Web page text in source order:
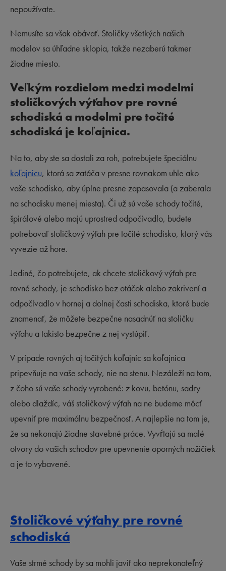
nepoužívate.
Nemusíte sa však obávať. Stoličky všetkých našich
modelov sa úhľadne sklopia, takže nezaberú takmer
žiadne miesto.
Veľkým rozdielom medzi modelmi
stoličkových výťahov pre rovné
schodiská a modelmi pre točité
schodiská je koľajnica.
Na to, aby ste sa dostali za roh, potrebujete špeciálnu
koľajnicu, ktorá sa zatáča v presne rovnakom uhle ako
vaše schodisko, aby úplne presne zapasovala (a zaberala
na schodisku menej miesta). Či už sú vaše schody točité,
špirálové alebo majú uprostred odpočívadlo, budete
potrebovať stoličkový výťah pre točité schodisko, ktorý vás
vyvezie až hore.
Jediné, čo potrebujete, ak chcete stoličkový výťah pre
rovné schody, je schodisko bez otáčok alebo zakrivení a
odpočívadlo v hornej a dolnej časti schodiska, ktoré bude
znamenať, že môžete bezpečne nasadnúť na stoličku
výťahu a takisto bezpečne z nej vystúpiť.
V prípade rovných aj točitých koľajníc sa koľajnica
pripevňuje na vaše schody, nie na stenu. Nezáleží na tom,
z čoho sú vaše schody vyrobené: z kovu, betónu, sadry
alebo dlaždíc, váš stoličkový výťah na ne budeme môcť
upevniť pre maximálnu bezpečnosť. A najlepšie na tom je,
že sa nekonajú žiadne stavebné práce. Vyvŕtajú sa malé
otvory do vašich schodov pre upevnenie oporných nožičiek
a je to vybavené.
Stoličkové výťahy pre rovné
schodiská
Vaše strmé schody by sa mohli javiť ako neprekonateľný